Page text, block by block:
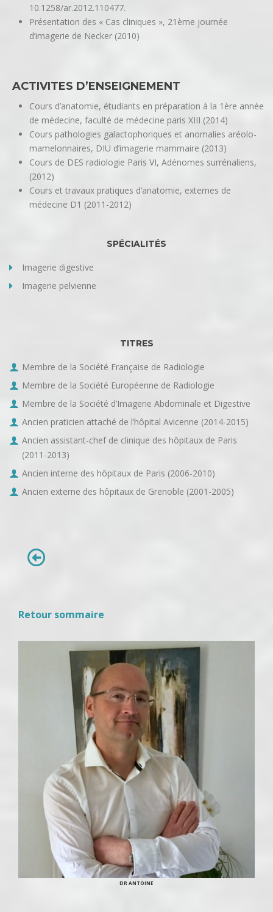
10.1258/ar.2012.110477.
Présentation des « Cas cliniques », 21ème journée
d’imagerie de Necker (2010)
ACTIVITES D’ENSEIGNEMENT
Cours d’anatomie, étudiants en préparation à la 1ère année
de médecine, faculté de médecine paris XIII (2014)
Cours pathologies galactophoriques et anomalies aréolo-
mamelonnaires, DIU d’imagerie mammaire (2013)
Cours de DES radiologie Paris VI, Adénomes surrénaliens,
(2012)
Cours et travaux pratiques d’anatomie, externes de
médecine D1 (2011-2012)
SPÉCIALITÉS
Imagerie digestive
Imagerie pelvienne
TITRES
Membre de la Société Française de Radiologie
Membre de la Société Européenne de Radiologie
Membre de la Société d’Imagerie Abdominale et Digestive
Ancien praticien attaché de l’hôpital Avicenne (2014-2015)
Ancien assistant-chef de clinique des hôpitaux de Paris
(2011-2013)
Ancien interne des hôpitaux de Paris (2006-2010)
Ancien externe des hôpitaux de Grenoble (2001-2005)
Retour sommaire
DR ANTOINE